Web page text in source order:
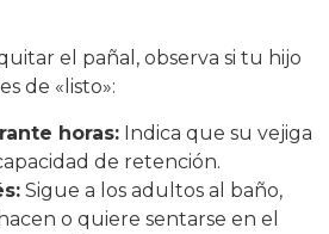
el pañal, observa si tu hijo
de «listo»:
horas: Indica que su vejiga
de retención.
Sigue a los adultos al baño,
o quiere sentarse en el